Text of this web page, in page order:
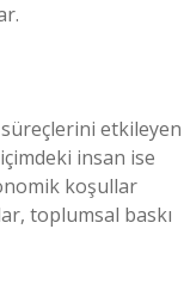
etkileyen
insan ise
koşullar
toplumsal baskı